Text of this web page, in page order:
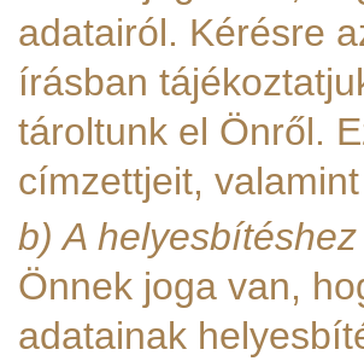
adatairól. Kérésre
írásban
tároltunk el Önről.
címzettjeit,
b) A
Önnek joga van,
adatainak